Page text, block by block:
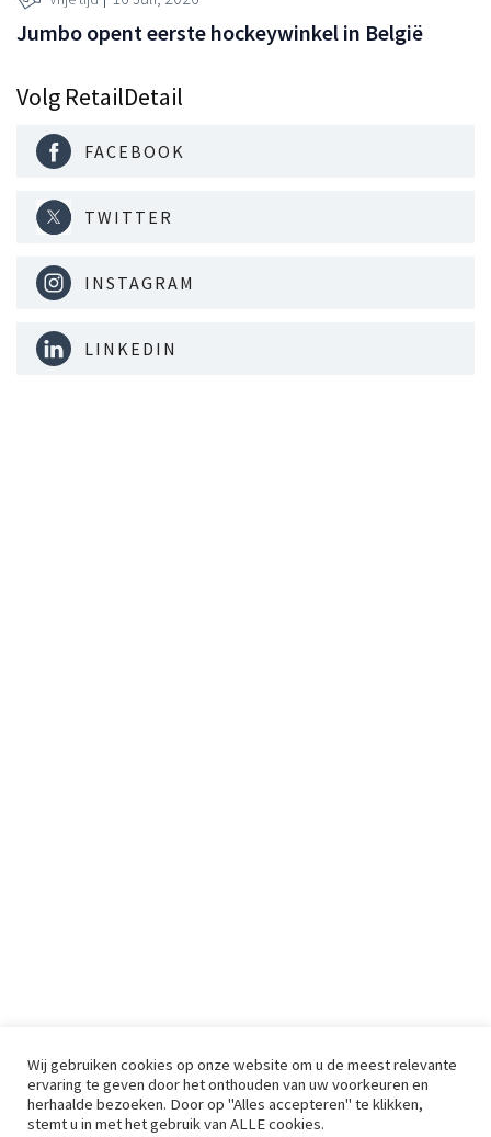
Jumbo opent eerste hockeywinkel in België
Volg RetailDetail
FACEBOOK
TWITTER
INSTAGRAM
LINKEDIN
Wij gebruiken cookies op onze website om u de meest relevante
ervaring te geven door het onthouden van uw voorkeuren en
herhaalde bezoeken. Door op "Alles accepteren" te klikken,
stemt u in met het gebruik van ALLE cookies.